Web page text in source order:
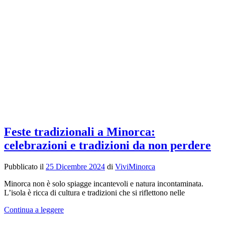
Feste tradizionali a Minorca:
celebrazioni e tradizioni da non perdere
Pubblicato il 25 Dicembre 2024 di ViviMinorca
Minorca non è solo spiagge incantevoli e natura incontaminata.
L’isola è ricca di cultura e tradizioni che si riflettono nelle
Continua a leggere